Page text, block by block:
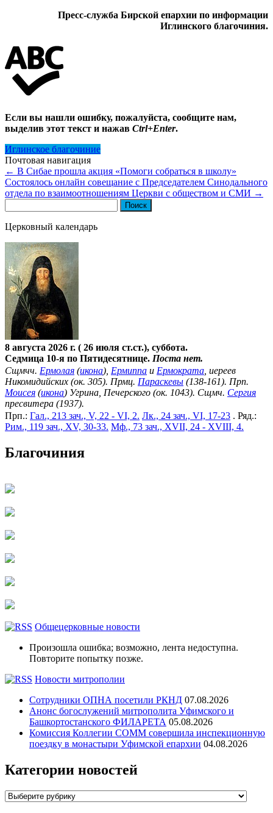
Пресс-служба Бирской епархии по информации
Иглинского благочиния.
Если вы нашли ошибку, пожалуйста, сообщите нам,
выделив этот текст и нажав Ctrl+Enter.
Иглинское благочиние
Почтовая навигация
← В Сибае прошла акция «Помоги собраться в школу»
Состоялось онлайн совещание с Председателем Синодального
отдела по взаимоотношениям Церкви с обществом и СМИ →
Церковный календарь
8 августа 2026 г. ( 26 июля ст.ст.), суббота.
Седмица 10-я по Пятидесятнице. Поста нет.
Сщмчч. Ермолая (икона), Ермиппа и Ермократа , иереев
Никомидийских (ок. 305). Прмц. Параскевы (138-161). Прп.
Моисея (икона) Угрина, Печерского (ок. 1043). Сщмч. Сергия
пресвитера (1937).
Прп.: Гал., 213 зач., V, 22 - VI, 2. Лк., 24 зач., VI, 17-23 . Ряд.:
Рим., 119 зач., XV, 30-33. Мф., 73 зач., XVII, 24 - XVIII, 4.
Благочиния
Общецерковные новости
Произошла ошибка; возможно, лента недоступна.
Повторите попытку позже.
Новости митрополии
Сотрудники ОПНА посетили РКНД 07.08.2026
Анонс богослужений митрополита Уфимского и
Башкортостанского ФИЛАРЕТА 05.08.2026
Комиссия Коллегии СОММ совершила инспекционную
поездку в монастыри Уфимской епархии 04.08.2026
Категории новостей
Категории